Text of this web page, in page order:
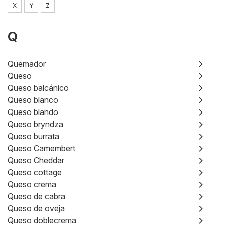
X Y Z
Q
Quemador
Queso
Queso balcánico
Queso blanco
Queso blando
Queso bryndza
Queso burrata
Queso Camembert
Queso Cheddar
Queso cottage
Queso crema
Queso de cabra
Queso de oveja
Queso doblecrema